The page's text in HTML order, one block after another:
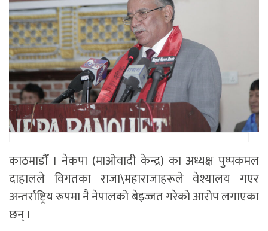
काठमाडाैँ । नेकपा (माओवादी केन्द्र) का अध्यक्ष पुष्पकमल
दाहालले विगतका राजा\महाराजाहरूले वेश्यालय गएर
अन्तर्राष्ट्रिय रूपमा नै नेपालको बेइज्जत गरेको आरोप लगाएका
छन् ।